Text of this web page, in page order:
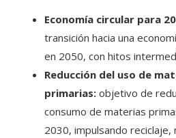
Economía circular para
transición hacia una
en 2050, con hitos
Reducción del uso de
primarias: objetivo de
consumo de materias
2030, impulsando reciclaje,